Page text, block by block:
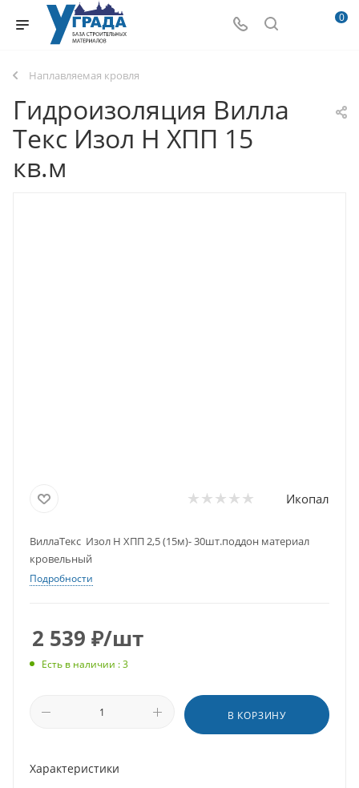
0
Наплавляемая кровля
Гидроизоляция Вилла
Текс Изол Н ХПП 15
кв.м
Икопал
ВиллаТекс Изол Н ХПП 2,5 (15м)- 30шт.поддон материал
кровельный
Подробности
2 539 ₽/шт
Есть в наличии : 3
В КОРЗИНУ
Характеристики